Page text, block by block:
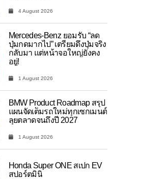
4 August 2026
Mercedes-Benz ยอมรับ “ลด
ปุ่มกดมากไป” เตรียมดึงปุ่มจริง
กลับมา แต่หน้าจอใหญ่ยังคง
อยู่!
1 August 2026
BMW Product Roadmap สรุป
แผนจัดเต็มรถใหม่ทุกเซกเมนต์
ลุยตลาดจนถึงปี 2027
1 August 2026
Honda Super ONE สเปก EV
สปอร์ตมินิ